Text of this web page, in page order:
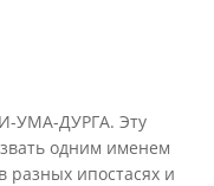
УМА-ДУРГА. Эту
одним именем
разных ипостасях и